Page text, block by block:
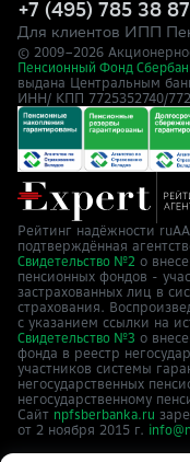
+7 (495) 785 38 87
Для клиентов ИПП
© 2009–2026
Пенсионный Фонд
выдана Центральным
ИНН/ КПП 7725352740/
Рейтинг надёжности
подтверждённая
Свидетельство №2 о
пенсионных фондов -
застрахованных лиц в
страхования.
с указанием ссылки на
Свидетельство №3 о
фонда в реестр
участников системы
негосударственных
негосударственному
Сайт npfsberbanka.ru
от 2 ноября 2015 г.